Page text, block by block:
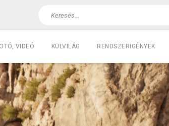
VIDEÓ KÜLVILÁG RENDSZERIGÉNYEK